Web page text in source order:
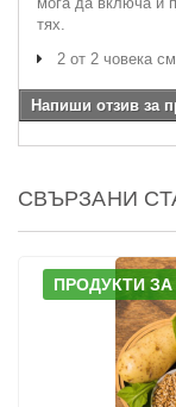
тях.
2 от 2 човека
Напиши отзив за
СВЪРЗАНИ
ПРОДУКТИ